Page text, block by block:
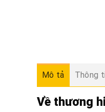
Mô tả Thông
Về thương